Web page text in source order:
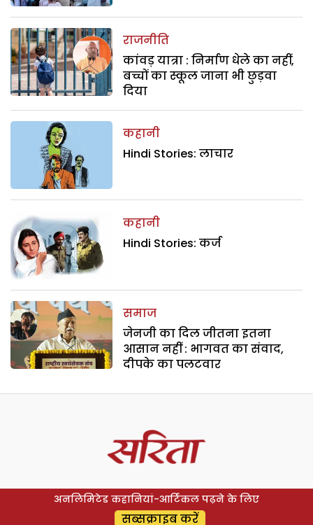
राजनीति
कांवड़ यात्रा : निर्माण धेले का नहीं,
बच्चों का स्कूल जाना भी छुड़वा
दिया
कहानी
Hindi Stories: लाचार
कहानी
Hindi Stories: कर्ज
समाज
जेनजी का दिल जीतना इतना
आसान नहीं : भागवत का संवाद,
दीपके का पलटवार
अनलिमिटेड कहानियां-आर्टिकल पढ़ने के लिए
सब्सक्राइब करें